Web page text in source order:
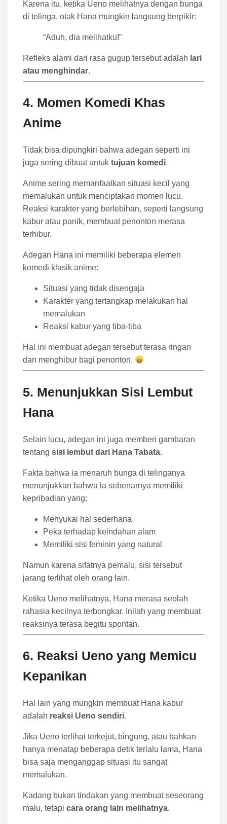
Karena itu, ketika Ueno melihatnya dengan bunga
di telinga, otak Hana mungkin langsung berpikir:
“Aduh, dia melihatku!”
Refleks alami dari rasa gugup tersebut adalah lari
atau menghindar.
4. Momen Komedi Khas
Anime
Tidak bisa dipungkiri bahwa adegan seperti ini
juga sering dibuat untuk tujuan komedi.
Anime sering memanfaatkan situasi kecil yang
memalukan untuk menciptakan momen lucu.
Reaksi karakter yang berlebihan, seperti langsung
kabur atau panik, membuat penonton merasa
terhibur.
Adegan Hana ini memiliki beberapa elemen
komedi klasik anime:
Situasi yang tidak disengaja
Karakter yang tertangkap melakukan hal
memalukan
Reaksi kabur yang tiba-tiba
Hal ini membuat adegan tersebut terasa ringan
dan menghibur bagi penonton.
5. Menunjukkan Sisi Lembut
Hana
Selain lucu, adegan ini juga memberi gambaran
tentang sisi lembut dari Hana Tabata.
Fakta bahwa ia menaruh bunga di telinganya
menunjukkan bahwa ia sebenarnya memiliki
kepribadian yang:
Menyukai hal sederhana
Peka terhadap keindahan alam
Memiliki sisi feminin yang natural
Namun karena sifatnya pemalu, sisi tersebut
jarang terlihat oleh orang lain.
Ketika Ueno melihatnya, Hana merasa seolah
rahasia kecilnya terbongkar. Inilah yang membuat
reaksinya terasa begitu spontan.
6. Reaksi Ueno yang Memicu
Kepanikan
Hal lain yang mungkin membuat Hana kabur
adalah reaksi Ueno sendiri.
Jika Ueno terlihat terkejut, bingung, atau bahkan
hanya menatap beberapa detik terlalu lama, Hana
bisa saja menganggap situasi itu sangat
memalukan.
Kadang bukan tindakan yang membuat seseorang
malu, tetapi cara orang lain melihatnya.